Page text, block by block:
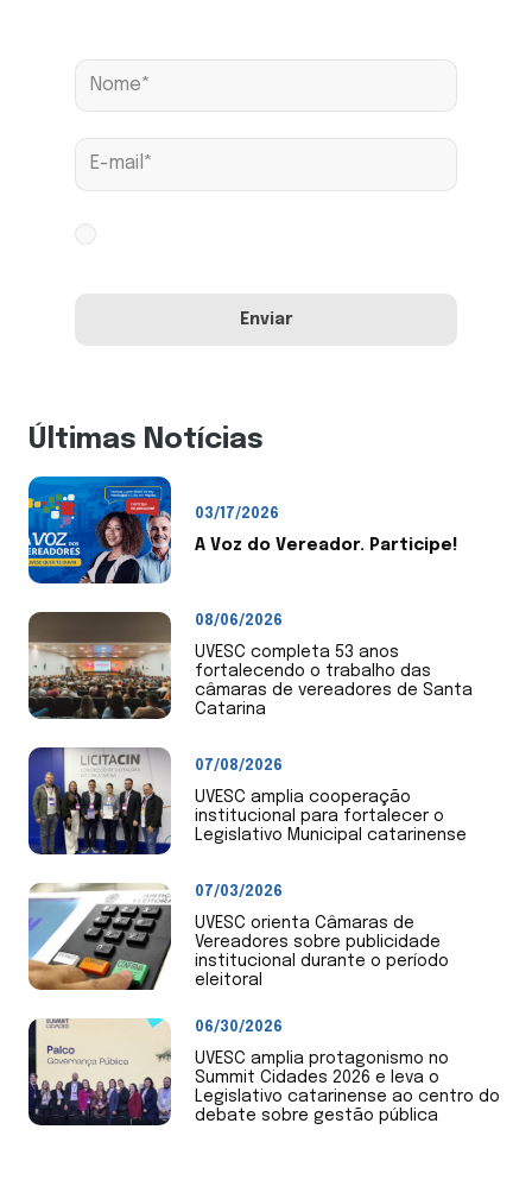
Últimas Notícias
03/17/2026
A Voz do Vereador. Participe!
08/06/2026
UVESC completa 53 anos
fortalecendo o trabalho das
câmaras de vereadores de Santa
Catarina
07/08/2026
UVESC amplia cooperação
institucional para fortalecer o
Legislativo Municipal catarinense
07/03/2026
UVESC orienta Câmaras de
Vereadores sobre publicidade
institucional durante o período
eleitoral
06/30/2026
UVESC amplia protagonismo no
Summit Cidades 2026 e leva o
Legislativo catarinense ao centro do
debate sobre gestão pública